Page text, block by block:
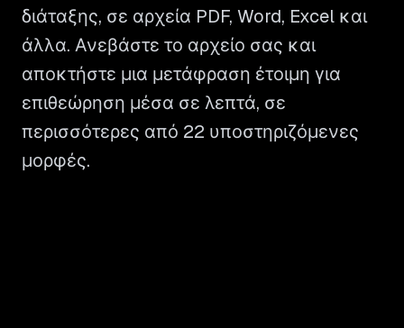
διάταξης, σε αρχεία PDF, Word, Excel και
άλλα. Ανεβάστε το αρχείο σας και
αποκτήστε μια μετάφραση έτοιμη για
επιθεώρηση μέσα σε λεπτά, σε
περισσότερες από 22 υποστηριζόμενες
μορφές.